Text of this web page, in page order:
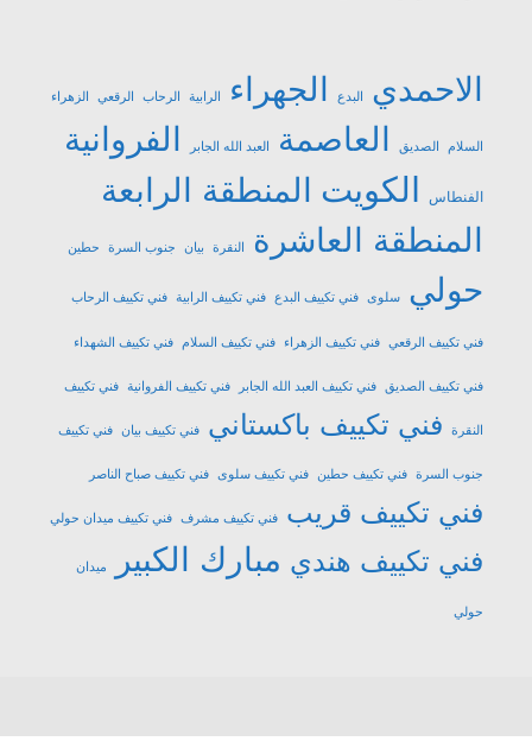
الاحمدي البدع الجهراء الرابية الرحاب الرقعي الزهراء
السلام الصديق العاصمة العبد الله الجابر الفروانية
الفنطاس الكويت المنطقة الرابعة
المنطقة العاشرة
النقرة بيان جنوب السرة حطين
حولي سلوى فني تكييف البدع فني تكييف الرابية فني تكييف الرحاب
فني تكييف الرقعي فني تكييف الزهراء فني تكييف السلام فني تكييف الشهداء
فني تكييف الصديق فني تكييف العبد الله الجابر فني تكييف الفروانية فني تكييف
النقرة فني تكييف باكستاني فني تكييف بيان فني تكييف
جنوب السرة فني تكييف حطين فني تكييف سلوى فني تكييف صباح الناصر
فني تكييف قريب فني تكييف مشرف فني تكييف ميدان حولي
فني تكييف هندي مبارك الكبير ميدان
حولي